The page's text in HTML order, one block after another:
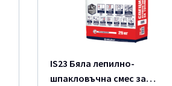
IS23 Бяла лепилно-
шпакловъчна смес за